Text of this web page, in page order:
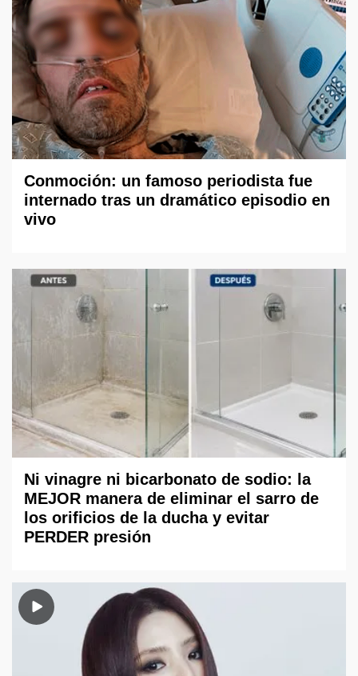
Conmoción: un famoso periodista fue
internado tras un dramático episodio en
vivo
Ni vinagre ni bicarbonato de sodio: la
MEJOR manera de eliminar el sarro de
los orificios de la ducha y evitar
PERDER presión